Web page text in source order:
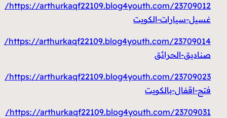
https://arthurkaqf22109.blog4youth.com/23709012/
غسيل-سيارات-الكويت
https://arthurkaqf22109.blog4youth.com/23709014/
صناديق-الحرائق
https://arthurkaqf22109.blog4youth.com/23709023/
فتح-اقفال-بالكويت
https://arthurkaqf22109.blog4youth.com/23709031/